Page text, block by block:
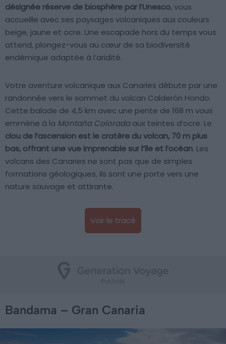
désignée réserve de biosphère par l’Unesco, vous
accueille avec ses paysages volcaniques aux couleurs
beige, jaune et ocre. Une escapade hors du temps vous
attend, plongez-vous au cœur de sa biodiversité
endémique adaptée à l’aridité.
Votre aventure volcanique aux Canaries débute par une
randonnée vers le sommet du volcan Calderón Hondo.
Cette balade de 4,5 km avec une pente de 168 m vous
emmène à la Montaña Coloradaaux teintes d’ocre. Le
clou de l’ascension est le cratère du volcan, 70 m plus
bas, offrant une vue imprenable sur l’île et l’océan. Les
volcans des Canaries ne sont pas que de simples
formations géologiques, ils sont une porte vers une
nature sauvage et attirante.
Voir le tracé
Bandama – Gran Canaria